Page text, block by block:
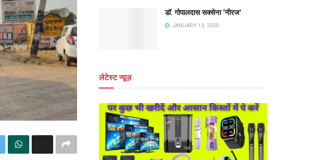
डॉ. गोपालदास सक्सेना ‘नीरज’
JANUARY 13, 2020
लेटेस्ट न्यूज़